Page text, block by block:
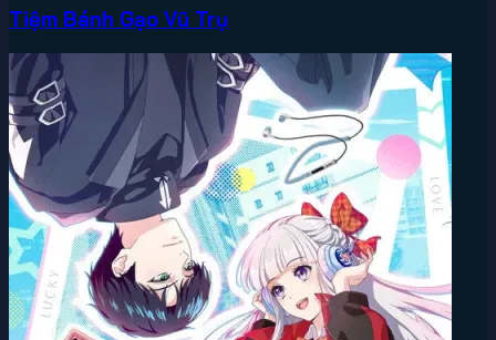
Tiệm Bánh Gạo Vũ Trụ